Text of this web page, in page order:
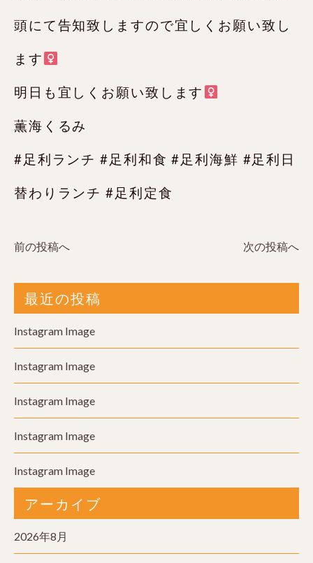
頭にて告知致しますので宜しくお願い致し
ます‍
明日も宜しくお願い致します‍
薫海くるみ
#足利ランチ #足利和食 #足利海鮮 #足利日
替わりランチ #足利定食
前の投稿へ 次の投稿へ
最近の投稿
Instagram Image
Instagram Image
Instagram Image
Instagram Image
Instagram Image
アーカイブ
2026年8月